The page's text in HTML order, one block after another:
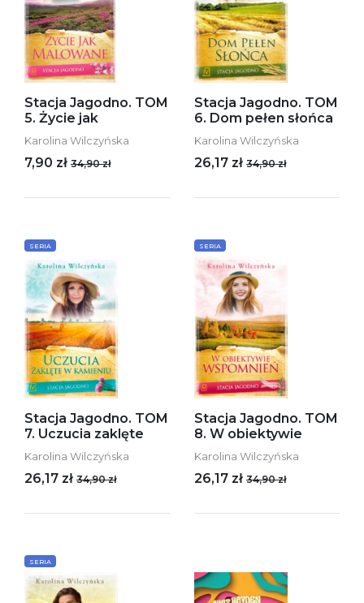
Stacja Jagodno. TOM
5. Życie jak
Karolina Wilczyńska
7,90 zł 34,90 zł
Stacja Jagodno. TOM
6. Dom pełen słońca
Karolina Wilczyńska
26,17 zł 34,90 zł
SERIA
Stacja Jagodno. TOM
7. Uczucia zaklęte
Karolina Wilczyńska
26,17 zł 34,90 zł
SERIA
Stacja Jagodno. TOM
8. W obiektywie
Karolina Wilczyńska
26,17 zł 34,90 zł
SERIA